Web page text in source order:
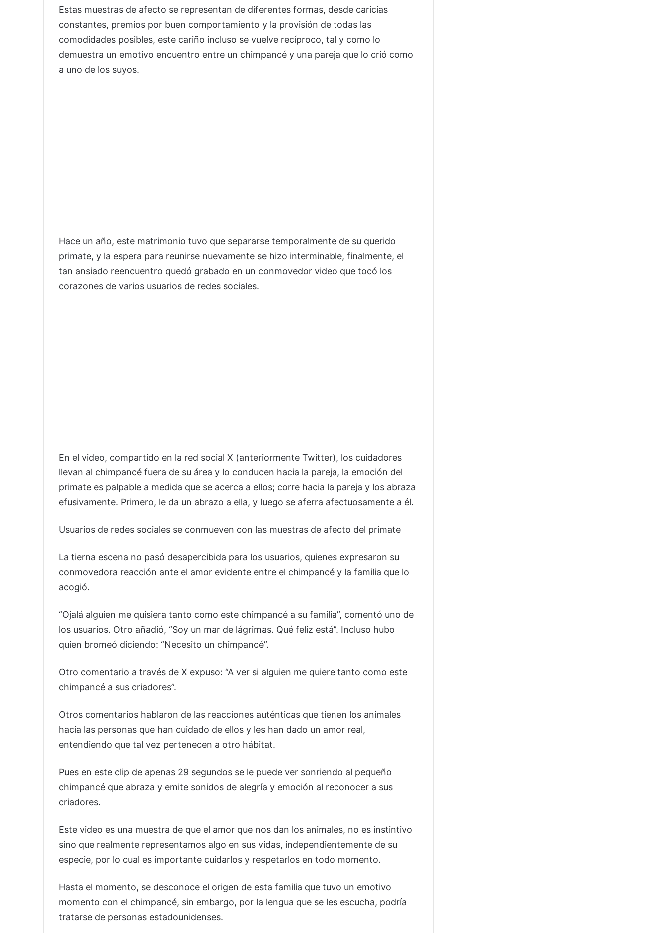
Estas muestras de afecto se representan de diferentes formas, desde caricias
constantes, premios por buen comportamiento y la provisión de todas las
comodidades posibles, este cariño incluso se vuelve recíproco, tal y como lo
demuestra un emotivo encuentro entre un chimpancé y una pareja que lo crió como
a uno de los suyos.
Hace un año, este matrimonio tuvo que separarse temporalmente de su querido
primate, y la espera para reunirse nuevamente se hizo interminable, finalmente, el
tan ansiado reencuentro quedó grabado en un conmovedor video que tocó los
corazones de varios usuarios de redes sociales.
En el video, compartido en la red social X (anteriormente Twitter), los cuidadores
llevan al chimpancé fuera de su área y lo conducen hacia la pareja, la emoción del
primate es palpable a medida que se acerca a ellos; corre hacia la pareja y los abraza
efusivamente. Primero, le da un abrazo a ella, y luego se aferra afectuosamente a él.
Usuarios de redes sociales se conmueven con las muestras de afecto del primate
La tierna escena no pasó desapercibida para los usuarios, quienes expresaron su
conmovedora reacción ante el amor evidente entre el chimpancé y la familia que lo
acogió.
“Ojalá alguien me quisiera tanto como este chimpancé a su familia”, comentó uno de
los usuarios. Otro añadió, “Soy un mar de lágrimas. Qué feliz está”. Incluso hubo
quien bromeó diciendo: “Necesito un chimpancé”.
Otro comentario a través de X expuso: “A ver si alguien me quiere tanto como este
chimpancé a sus criadores”.
Otros comentarios hablaron de las reacciones auténticas que tienen los animales
hacia las personas que han cuidado de ellos y les han dado un amor real,
entendiendo que tal vez pertenecen a otro hábitat.
Pues en este clip de apenas 29 segundos se le puede ver sonriendo al pequeño
chimpancé que abraza y emite sonidos de alegría y emoción al reconocer a sus
criadores.
Este video es una muestra de que el amor que nos dan los animales, no es instintivo
sino que realmente representamos algo en sus vidas, independientemente de su
especie, por lo cual es importante cuidarlos y respetarlos en todo momento.
Hasta el momento, se desconoce el origen de esta familia que tuvo un emotivo
momento con el chimpancé, sin embargo, por la lengua que se les escucha, podría
tratarse de personas estadounidenses.